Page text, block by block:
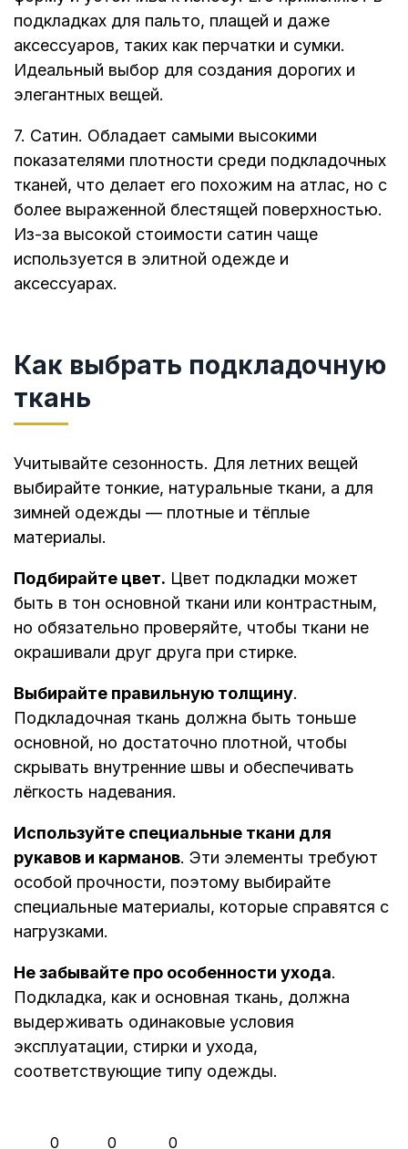
подкладках для пальто, плащей и даже
аксессуаров, таких как перчатки и сумки.
Идеальный выбор для создания дорогих и
элегантных вещей.
7. Сатин. Обладает самыми высокими
показателями плотности среди подкладочных
тканей, что делает его похожим на атлас, но с
более выраженной блестящей поверхностью.
Из-за высокой стоимости сатин чаще
используется в элитной одежде и
аксессуарах.
Как выбрать подкладочную
ткань
Учитывайте сезонность. Для летних вещей
выбирайте тонкие, натуральные ткани, а для
зимней одежды — плотные и тёплые
материалы.
Подбирайте цвет. Цвет подкладки может
быть в тон основной ткани или контрастным,
но обязательно проверяйте, чтобы ткани не
окрашивали друг друга при стирке.
Выбирайте правильную толщину.
Подкладочная ткань должна быть тоньше
основной, но достаточно плотной, чтобы
скрывать внутренние швы и обеспечивать
лёгкость надевания.
Используйте специальные ткани для
рукавов и карманов. Эти элементы требуют
особой прочности, поэтому выбирайте
специальные материалы, которые справятся с
нагрузками.
Не забывайте про особенности ухода.
Подкладка, как и основная ткань, должна
выдерживать одинаковые условия
эксплуатации, стирки и ухода,
соответствующие типу одежды.
0 0 0